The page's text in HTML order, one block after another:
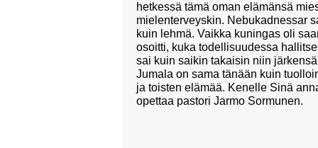
hetkessä tämä oman elämänsä
mielenterveyskin. Nebukadnessar
kuin lehmä. Vaikka kuningas oli
osoitti, kuka todellisuudessa
sai kuin saikin takaisin niin
Jumala on sama tänään kuin
ja toisten elämää. Kenelle Sinä
opettaa pastori Jarmo Sormunen.